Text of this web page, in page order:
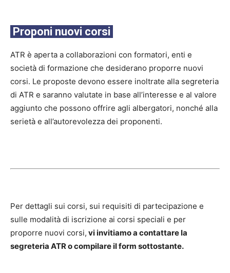
Proponi nuovi corsi
ATR è aperta a collaborazioni con formatori, enti e
società di formazione che desiderano proporre nuovi
corsi. Le proposte devono essere inoltrate alla segreteria
di ATR e saranno valutate in base all’interesse e al valore
aggiunto che possono offrire agli albergatori, nonché alla
serietà e all’autorevolezza dei proponenti.
Per dettagli sui corsi, sui requisiti di partecipazione e
sulle modalità di iscrizione ai corsi speciali e per
proporre nuovi corsi, vi invitiamo a contattare la
segreteria ATR o compilare il form sottostante.